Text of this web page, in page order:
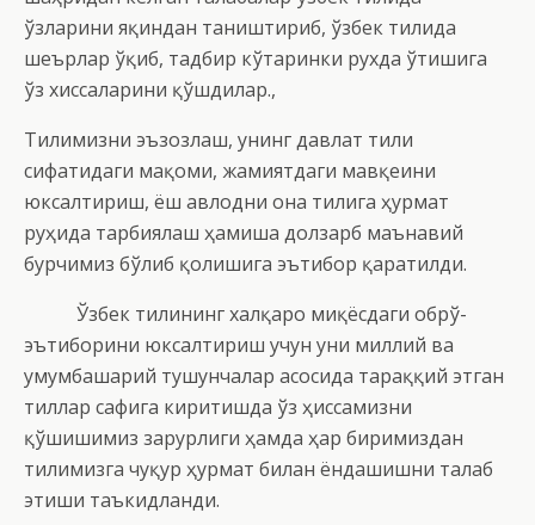
ўзларини яқиндан таништириб, ўзбек тилида
шеърлар ўқиб, тадбир кўтаринки рухда ўтишига
ўз хиссаларини қўшдилар.,
Тилимизни эъзозлаш, унинг давлат тили
сифатидаги мақоми, жамиятдаги мавқеини
юксалтириш, ёш авлодни она тилига ҳурмат
руҳида тарбиялаш ҳамиша долзарб маънавий
бурчимиз бўлиб қолишига эътибор қаратилди.
Ўзбек тилининг халқаро миқёсдаги обрў-
эътиборини юксалтириш учун уни миллий ва
умумбашарий тушунчалар асосида тараққий этган
тиллар сафига киритишда ўз ҳиссамизни
қўшишимиз зарурлиги ҳамда ҳар биримиздан
тилимизга чуқур ҳурмат билан ёндашишни талаб
этиши таъкидланди.